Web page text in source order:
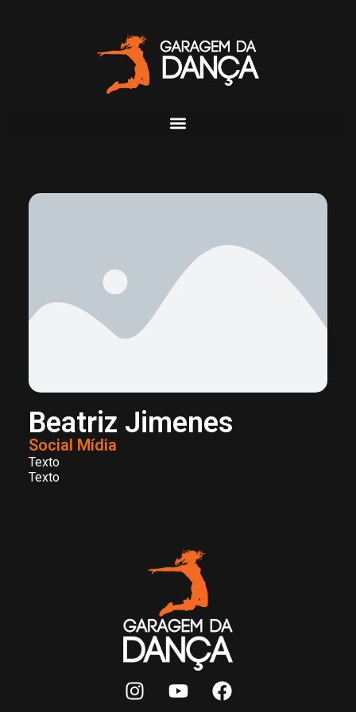
Beatriz Jimenes
Social Mídia
Texto
Texto